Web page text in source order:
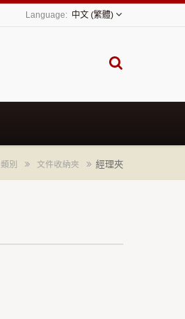
中文 (繁體)
類別 文件收納夾 經理夾